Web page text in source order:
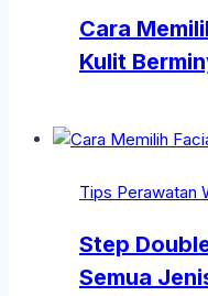
Cara
Kulit
Tips Perawatan
Step
Semua